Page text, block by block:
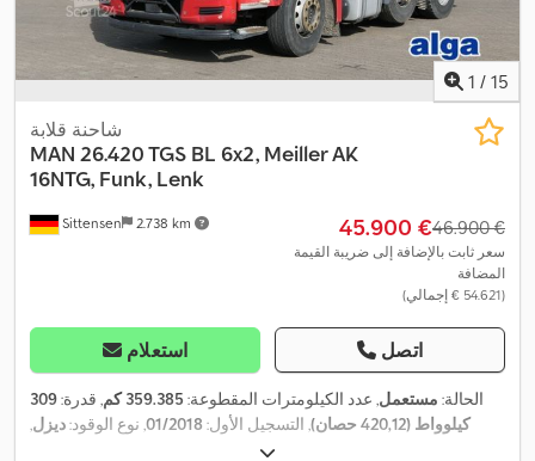
1 / 15
Sittensen 2.738 km
شاحنة قلابة
MAN 26.420 TGS BL 6x2, Meiller AK
16NTG, Funk, Lenk
‏45.900 € ‏46.900 €
سعر ثابت بالإضافة إلى ضريبة القيمة
المضافة
(‏54.621 € إجمالي)
استعلام اتصل
الحالة: مستعمل, عدد الكيلومترات المقطوعة: 359.385 كم , قدرة:309
كيلوواط (420,12 حصان)
, التسجيل الأول: 01/2018, نوع الوقود:ديزل,
, تكوين المحور: